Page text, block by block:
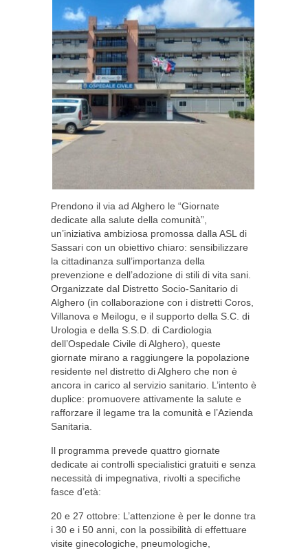
Prendono il via ad Alghero le “Giornate
dedicate alla salute della comunità”,
un’iniziativa ambiziosa promossa dalla ASL di
Sassari con un obiettivo chiaro: sensibilizzare
la cittadinanza sull’importanza della
prevenzione e dell’adozione di stili di vita sani.
Organizzate dal Distretto Socio-Sanitario di
Alghero (in collaborazione con i distretti Coros,
Villanova e Meilogu, e il supporto della S.C. di
Urologia e della S.S.D. di Cardiologia
dell’Ospedale Civile di Alghero), queste
giornate mirano a raggiungere la popolazione
residente nel distretto di Alghero che non è
ancora in carico al servizio sanitario. L’intento è
duplice: promuovere attivamente la salute e
rafforzare il legame tra la comunità e l’Azienda
Sanitaria.
Il programma prevede quattro giornate
dedicate ai controlli specialistici gratuiti e senza
necessità di impegnativa, rivolti a specifiche
fasce d’età:
20 e 27 ottobre: L’attenzione è per le donne tra
i 30 e i 50 anni, con la possibilità di effettuare
visite ginecologiche, pneumologiche,